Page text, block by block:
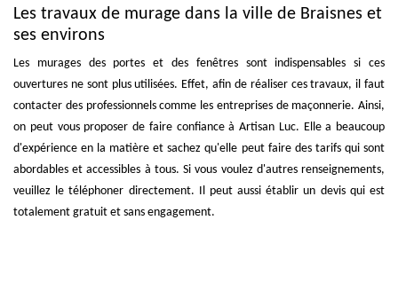
Les travaux de murage dans la ville de Braisnes et
ses environs
Les murages des portes et des fenêtres sont indispensables si ces
ouvertures ne sont plus utilisées. Effet, afin de réaliser ces travaux, il faut
contacter des professionnels comme les entreprises de maçonnerie. Ainsi,
on peut vous proposer de faire confiance à Artisan Luc. Elle a beaucoup
d'expérience en la matière et sachez qu'elle peut faire des tarifs qui sont
abordables et accessibles à tous. Si vous voulez d'autres renseignements,
veuillez le téléphoner directement. Il peut aussi établir un devis qui est
totalement gratuit et sans engagement.